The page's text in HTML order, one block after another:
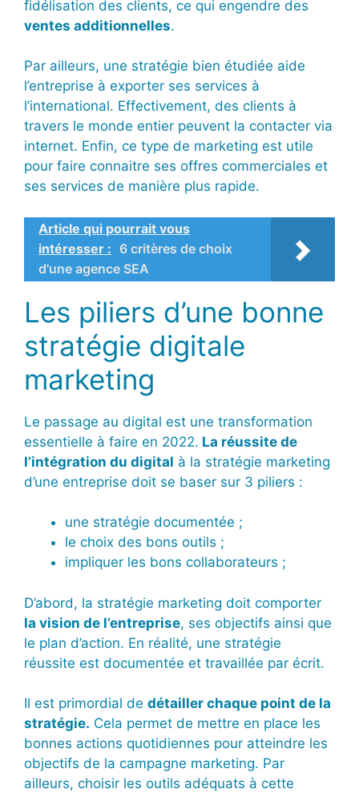
fidélisation des clients, ce qui engendre des
ventes additionnelles.
Par ailleurs, une stratégie bien étudiée aide
l’entreprise à exporter ses services à
l’international. Effectivement, des clients à
travers le monde entier peuvent la contacter via
internet. Enfin, ce type de marketing est utile
pour faire connaitre ses offres commerciales et
ses services de manière plus rapide.
Article qui pourrait vous
intéresser : 6 critères de choix
d'une agence SEA
Les piliers d’une bonne
stratégie digitale
marketing
Le passage au digital est une transformation
essentielle à faire en 2022. La réussite de
l’intégration du digital à la stratégie marketing
d’une entreprise doit se baser sur 3 piliers :
une stratégie documentée ;
le choix des bons outils ;
impliquer les bons collaborateurs ;
D’abord, la stratégie marketing doit comporter
la vision de l’entreprise, ses objectifs ainsi que
le plan d’action. En réalité, une stratégie
réussite est documentée et travaillée par écrit.
Il est primordial de détailler chaque point de la
stratégie. Cela permet de mettre en place les
bonnes actions quotidiennes pour atteindre les
objectifs de la campagne marketing. Par
ailleurs, choisir les outils adéquats à cette